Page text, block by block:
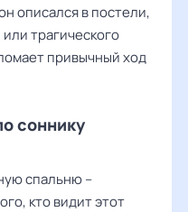
описался в постели,
трагического
привычный ход
соннику
спальню –
кто видит этот